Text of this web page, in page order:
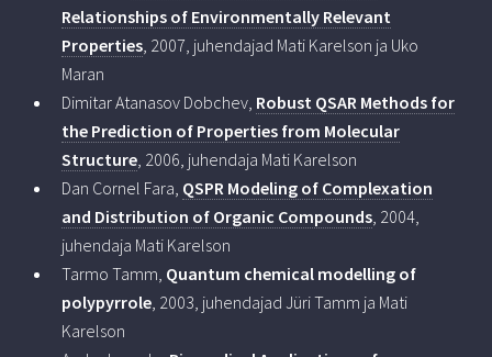
Relationships of Environmentally Relevant
Properties , 2007, juhendajad Mati Karelson ja Uko
Maran
Dimitar Atanasov Dobchev, Robust QSAR Methods for
the Prediction of Properties from Molecular
Structure , 2006, juhendaja Mati Karelson
Dan Cornel Fara, QSPR Modeling of Complexation
and Distribution of Organic Compounds , 2004,
juhendaja Mati Karelson
Tarmo Tamm, Quantum chemical modelling of
polypyrrole , 2003, juhendajad Jüri Tamm ja Mati
Karelson